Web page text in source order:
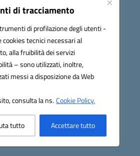
di tracciamento
di profilazione degli utenti -
tecnici necessari al
alla fruibilità dei servizi
– sono utilizzati, inoltre,
messi a disposizione da Web
consulta la ns.Cookie Policy.
tutto Accettare tutto